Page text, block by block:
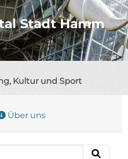
Stadt Hamm
Kultur und Sport
Über uns